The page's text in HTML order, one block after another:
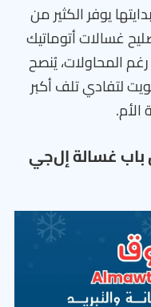
يوفر الكثير من
غسالات أتوماتيك
المحاولات، يُنصح
لتفادي تلف أكبر
غسالة إل‌جي